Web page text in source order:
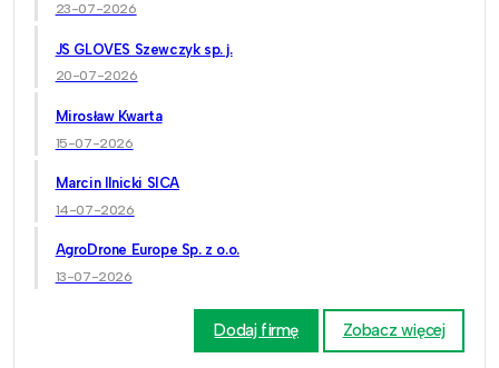
23-07-2026
JS GLOVES Szewczyk sp. j.
20-07-2026
Mirosław Kwarta
15-07-2026
Marcin Ilnicki SICA
14-07-2026
AgroDrone Europe Sp. z o.o.
13-07-2026
Dodaj firmę Zobacz więcej